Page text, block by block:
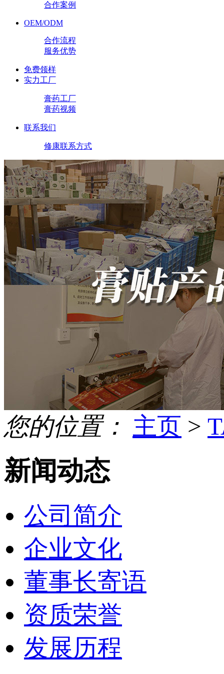
合作案例
OEM/ODM
合作流程
服务优势
免费领样
实力工厂
膏药工厂
膏药视频
联系我们
修康联系方式
您的位置： 主页 >
新闻动态
公司简介
企业文化
董事长寄语
资质荣誉
发展历程